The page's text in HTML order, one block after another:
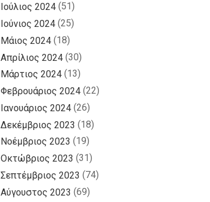
Ιούλιος 2024(51)
Ιούνιος 2024(25)
Μάιος 2024(18)
Απρίλιος 2024(30)
Μάρτιος 2024(13)
Φεβρουάριος 2024(22)
Ιανουάριος 2024(26)
Δεκέμβριος 2023 (18)
Νοέμβριος 2023 (19)
Οκτώβριος 2023 (31)
Σεπτέμβριος 2023 (74)
Αύγουστος 2023 (69)